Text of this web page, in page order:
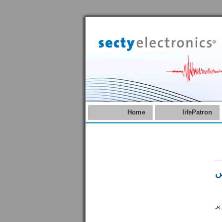
Home lifePatron
پر